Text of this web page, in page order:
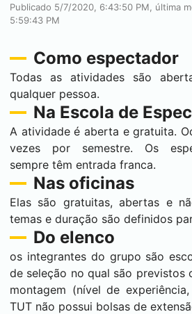
Publicado 5/7/2020, 6:43:50 PM, última
5:59:43 PM
Como espectador
Todas as atividades são
qualquer pessoa.
Na Escola de
A atividade é aberta e gratuita.
vezes por semestre. Os
sempre têm entrada franca.
Nas oficinas
Elas são gratuitas, abertas e
temas e duração são definidos
Do elenco
os integrantes do grupo são
de seleção no qual são previstos
montagem (nível de
TUT não possui bolsas de